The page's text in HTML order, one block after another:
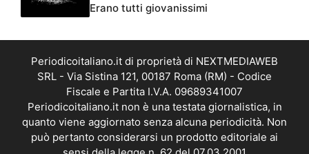
Erano tutti giovanissimi
Periodicoitaliano.it di proprietà di NEXTMEDIAWEB
SRL - Via Sistina 121, 00187 Roma (RM) - Codice
Fiscale e Partita I.V.A. 09689341007
Periodicoitaliano.it non è una testata giornalistica, in
quanto viene aggiornato senza alcuna periodicità. Non
può pertanto considerarsi un prodotto editoriale ai